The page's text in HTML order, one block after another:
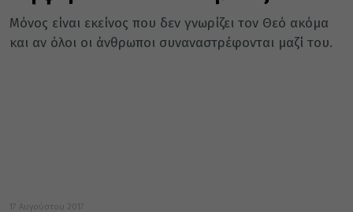
Μόνος είναι εκείνος που δεν γνωρίζει τον Θεό ακόμα
και αν όλοι οι άνθρωποι συναναστρέφονται μαζί του.
17 Αυγούστου 2017